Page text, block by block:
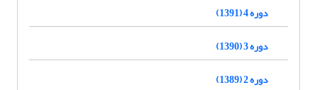
دوره 4 (1391)
دوره 3 (1390)
دوره 2 (1389)